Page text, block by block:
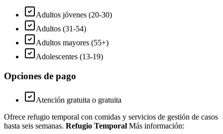
Adultos jóvenes (20-30)
Adultos (31-54)
Adultos mayores (55+)
Adolescentes (13-19)
Opciones de pago
Atención gratuita o gratuita
Ofrece refugio temporal con comidas y servicios de gestión de casos
hasta seis semanas. Refugio Temporal Más información: